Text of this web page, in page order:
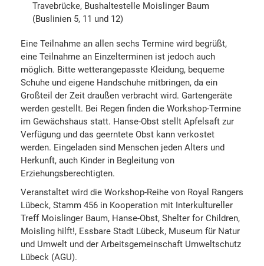
Travebrücke, Bushaltestelle Moislinger Baum
(Buslinien 5, 11 und 12)
Eine Teilnahme an allen sechs Termine wird begrüßt,
eine Teilnahme an Einzelterminen ist jedoch auch
möglich. Bitte wetterangepasste Kleidung, bequeme
Schuhe und eigene Handschuhe mitbringen, da ein
Großteil der Zeit draußen verbracht wird. Gartengeräte
werden gestellt. Bei Regen finden die Workshop-Termine
im Gewächshaus statt. Hanse-Obst stellt Apfelsaft zur
Verfügung und das geerntete Obst kann verkostet
werden. Eingeladen sind Menschen jeden Alters und
Herkunft, auch Kinder in Begleitung von
Erziehungsberechtigten.
Veranstaltet wird die Workshop-Reihe von Royal Rangers
Lübeck, Stamm 456 in Kooperation mit Interkultureller
Treff Moislinger Baum, Hanse-Obst, Shelter for Children,
Moisling hilft!, Essbare Stadt Lübeck, Museum für Natur
und Umwelt und der Arbeitsgemeinschaft Umweltschutz
Lübeck (AGU).